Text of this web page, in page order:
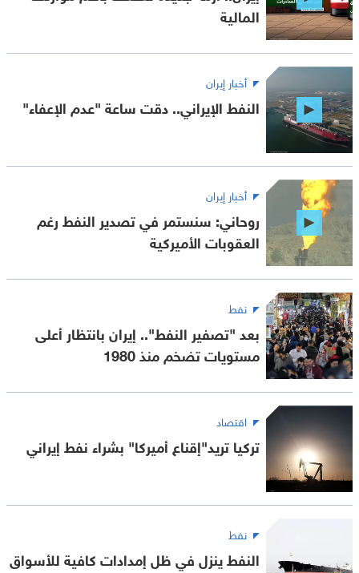
المالية
أخبار إيران
النفط الإيراني.. دقت ساعة "عدم الإعفاء"
أخبار إيران
روحاني: سنستمر في تصدير النفط رغم
العقوبات الأميركية
نفط
بعد "تصفير النفط".. إيران بانتظار أعلى
مستويات تضخم منذ 1980
اقتصاد
تركيا تريد"إقناع أميركا" بشراء نفط إيراني
نفط
النفط ينزل في ظل إمدادات كافية للأسواق